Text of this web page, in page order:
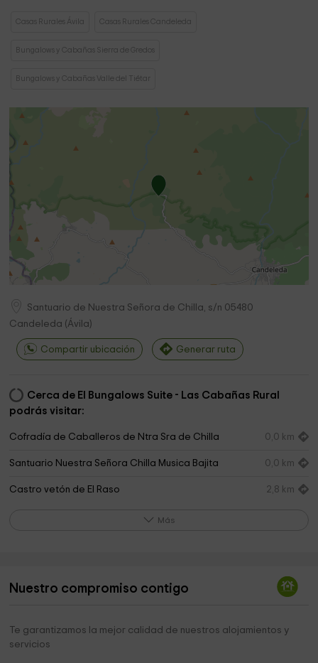
Casas Rurales Ávila Casas Rurales Candeleda
Bungalows y Cabañas Sierra de Gredos
Bungalows y Cabañas Valle del Tiétar
Santuario de Nuestra Señora de Chilla, s/n 05480
Candeleda (Ávila)
Compartir ubicación Generar ruta
Cerca de El Bungalows Suite - Las Cabañas Rural
podrás visitar:
Cofradía de Caballeros de Ntra Sra de Chilla 0,0 km
Santuario Nuestra Señora Chilla Musica Bajita 0,0 km
Castro vetón de El Raso 2,8 km
Trocha Real al Puerto De Candeleda 5,0 km
Congregación Hermanas Concepcionistas
Más
Nuestro compromiso contigo
Te garantizamos la mejor calidad de nuestros alojamientos y
servicios